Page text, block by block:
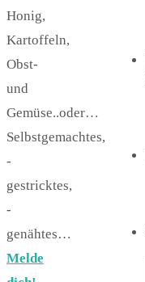
Honig,
Kartoffeln,
Obst-
und
Gemüse..oder…
Selbstgemachtes,
-
gestricktes,
-
genähtes…
Melde